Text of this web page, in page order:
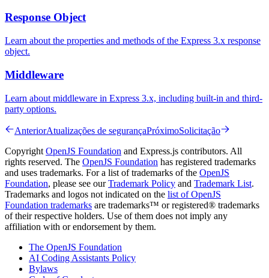
Response Object
Learn about the properties and methods of the Express 3.x response
object.
Middleware
Learn about middleware in Express 3.x, including built-in and third-
party options.
AnteriorAtualizações de segurançaPróximoSolicitação
Copyright OpenJS Foundation and Express.js contributors. All
rights reserved. The OpenJS Foundation has registered trademarks
and uses trademarks. For a list of trademarks of the OpenJS
Foundation, please see ourTrademark Policy and Trademark List.
Trademarks and logos not indicated on the list of OpenJS
Foundation trademarks are trademarks™ or registered® trademarks
of their respective holders. Use of them does not imply any
affiliation with or endorsement by them.
The OpenJS Foundation
AI Coding Assistants Policy
Bylaws